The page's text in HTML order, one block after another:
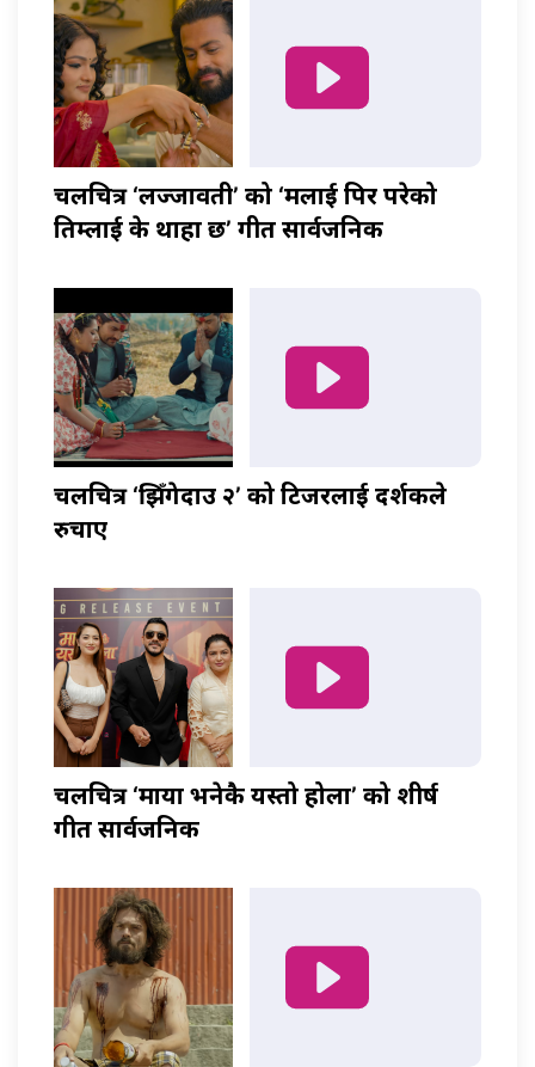
चलचित्र ‘लज्जावती’ को ‘मलाई पिर परेको
तिम्लाई के थाहा छ’ गीत सार्वजनिक
चलचित्र ‘झिँगेदाउ २’ को टिजरलाई दर्शकले
रुचाए
चलचित्र ‘माया भनेकै यस्तो होला’ को शीर्ष
गीत सार्वजनिक